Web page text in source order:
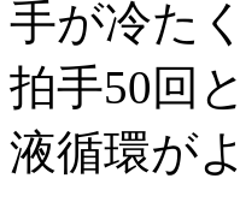
手が冷た
拍手50回
液循環が